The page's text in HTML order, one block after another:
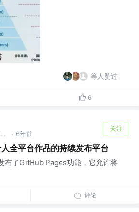
等人赞过
6
Full Stack Software Engineer & DevOps @字节跳动 · 6年前
关注
全平台作品的持续发布平台
布了GitHub Pages功能，它允许将
评论